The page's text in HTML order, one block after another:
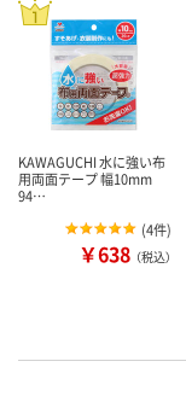
KAWAGUCHI 水に強い布
用両面テープ 幅10mm
94…
(4件)
￥638 （税込）